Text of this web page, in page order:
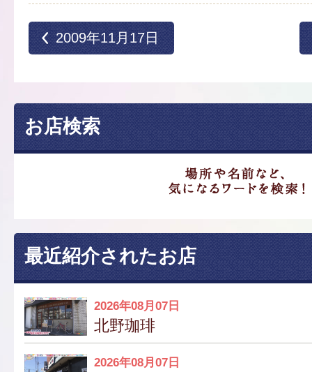
2009年11月17日
お店検索
最近紹介されたお店
2026年08月07日
北野珈琲
2026年08月07日